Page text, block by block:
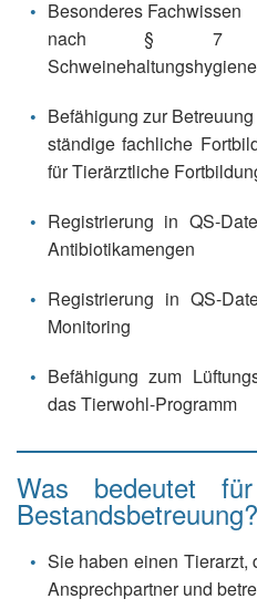
Besonderes Fachwissen
nach § 7
Befähigung zur
ständige fachliche
für Tierärztliche
Registrierung in QS-
Antibiotikamengen
Registrierung in QS-
Monitoring
Befähigung zum
das Tierwohl-Programm
Was bedeutet
Bestandsbetreuung?
Sie haben einen
Ansprechpartner und